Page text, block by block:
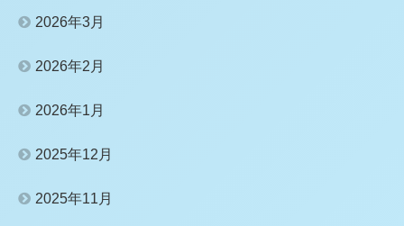
2026年3月
2026年2月
2026年1月
2025年12月
2025年11月